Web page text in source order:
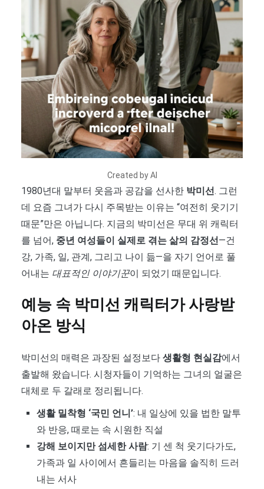
Created by AI
1980년대 말부터 웃음과 공감을 선사한 박미선. 그런
데 요즘 그녀가 다시 주목받는 이유는 “여전히 웃기기
때문”만은 아닙니다. 지금의 박미선은 무대 위 캐릭터
를 넘어, 중년 여성들이 실제로 겪는 삶의 감정선—건
강, 가족, 일, 관계, 그리고 나이 듦—을 자기 언어로 풀
어내는 대표적인 이야기꾼이 되었기 때문입니다.
예능 속 박미선 캐릭터가 사랑받
아온 방식
박미선의 매력은 과장된 설정보다 생활형 현실감에서
출발해 왔습니다. 시청자들이 기억하는 그녀의 얼굴은
대체로 두 갈래로 정리됩니다.
생활 밀착형 ‘국민 언니’: 내 일상에 있을 법한 말투
와 반응, 때로는 속 시원한 직설
강해 보이지만 섬세한 사람: 기 센 척 웃기다가도,
가족과 일 사이에서 흔들리는 마음을 솔직히 드러
내는 서사